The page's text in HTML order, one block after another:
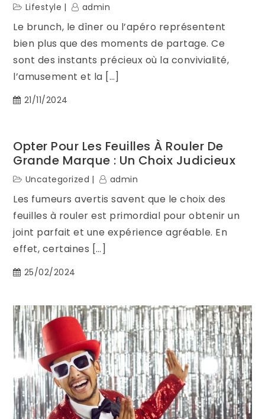
Lifestyle admin
Le brunch, le dîner ou l’apéro représentent
bien plus que des moments de partage. Ce
sont des instants précieux où la convivialité,
l’amusement et la […]
21/11/2024
Opter Pour Les Feuilles À Rouler De
Grande Marque : Un Choix Judicieux
Uncategorized admin
Les fumeurs avertis savent que le choix des
feuilles à rouler est primordial pour obtenir un
joint parfait et une expérience agréable. En
effet, certaines […]
25/02/2024